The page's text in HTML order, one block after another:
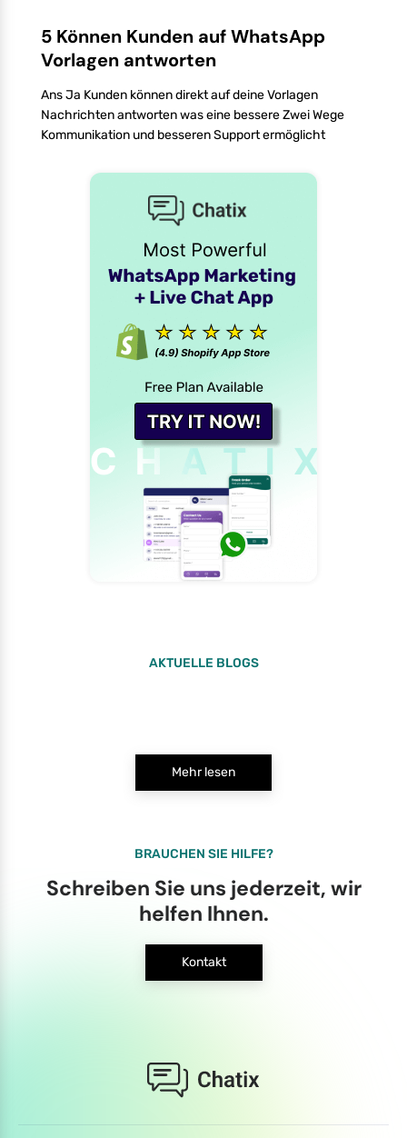
5 Können Kunden auf WhatsApp
Vorlagen antworten
Ans Ja Kunden können direkt auf deine Vorlagen
Nachrichten antworten was eine bessere Zwei Wege
Kommunikation und besseren Support ermöglicht
AKTUELLE BLOGS
Mehr lesen
BRAUCHEN SIE HILFE?
Schreiben Sie uns jederzeit, wir
helfen Ihnen.
Kontakt